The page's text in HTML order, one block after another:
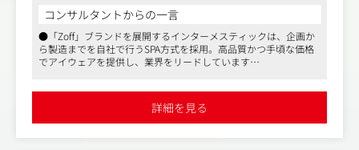
た分析・効果検証の重要性も高まっており、店舗支援を担
う個店販促グループの役割が拡大しています。
今回は、売上データや顧客動向の分析から課題抽出を行
い、販促企画や改善施策の立案・実行まで一貫して推進い
現場と本部をつなぐ立場として、全国の店舗成長を支える
ことができるポジションです。
コンサルタントからの一言
●「Zoff」ブランドを展開するインターメスティックは、企画か
ら製造までを自社で行うSPA方式を採用。高品質かつ手頃な価格
でアイウェアを提供し、業界をリードしています
●表参道駅直結のオフィスで、フレックスタイム制を導入。残業
は月平均20時間程度で、年間休日129日と働きやすい環境が整っ
ています
詳細を見る